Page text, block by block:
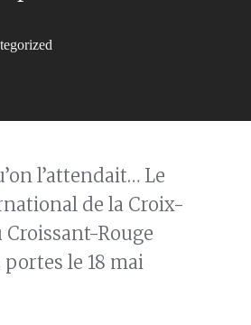
l’attendait… Le
de la Croix-
Croissant-Rouge
le 18 mai